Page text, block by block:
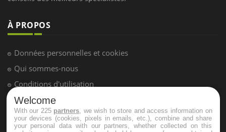
À PROPOS
Données personnelles et cookies
Qui sommes-nous
Conditions d'utilisation
Plan du site
Mentions Légales
Welcome
With our 225 partners , we wish to store and access information on
your devices (cookies, pixels in emails, etc.), combine and share
your personal data with our partners, whether collected on this